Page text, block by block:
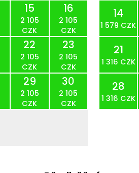
15
2 105
CZK
16
2 105
CZK
22
2 105
CZK
23
2 105
CZK
29
2 105
CZK
30
2 105
CZK
14
1 579 CZK
21
1 316 CZK
28
1 316 CZK